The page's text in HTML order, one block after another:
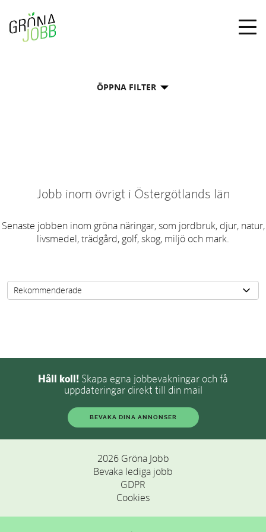
ÖPPNA FILTER
Jobb inom övrigt i Östergötlands län
Senaste jobben inom gröna näringar, som jordbruk, djur, natur,
livsmedel, trädgård, golf, skog, miljö och mark.
Håll koll! Skapa egna jobbevakningar och få
uppdateringar direkt till din mail
BEVAKA DINA ANNONSER
2026 Gröna Jobb
Bevaka lediga jobb
GDPR
Cookies